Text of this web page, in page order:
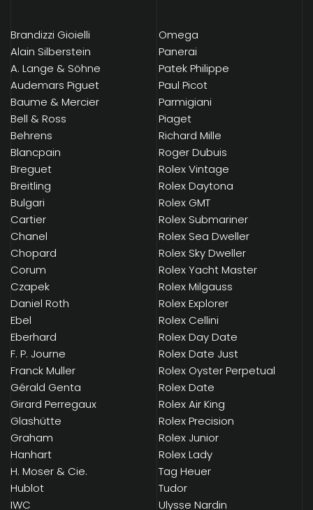
Brandizzi Gioielli
Alain Silberstein
A. Lange & Söhne
Audemars Piguet
Baume & Mercier
Bell & Ross
Behrens
Blancpain
Breguet
Breitling
Bulgari
Cartier
Chanel
Chopard
Corum
Czapek
Daniel Roth
Ebel
Eberhard
F. P. Journe
Franck Muller
Gérald Genta
Girard Perregaux
Glashütte
Graham
Hanhart
H. Moser & Cie.
Hublot
IWC
Omega
Panerai
Patek Philippe
Paul Picot
Parmigiani
Piaget
Richard Mille
Roger Dubuis
Rolex Vintage
Rolex Daytona
Rolex GMT
Rolex Submariner
Rolex Sea Dweller
Rolex Sky Dweller
Rolex Yacht Master
Rolex Milgauss
Rolex Explorer
Rolex Cellini
Rolex Day Date
Rolex Date Just
Rolex Oyster Perpetual
Rolex Date
Rolex Air King
Rolex Precision
Rolex Junior
Rolex Lady
Tag Heuer
Tudor
Ulysse Nardin